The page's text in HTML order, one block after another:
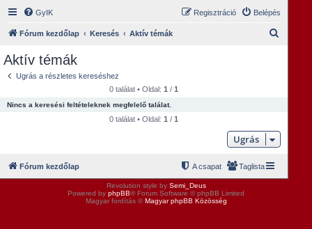
GyIK Belépés
Regisztráció
Fórum kezdőlap Keresés Aktív témák
s
Aktív témák
Ugrás a részletes kereséshez
0 találat • Oldal:1 /1
Nincs a keresési feltételeknek megfelelő találat.
0 találat • Oldal:1 /1
Ugrás
Fórum kezdőlap Taglista
A csapat
Revolution style by Semi_Deus
Powered by phpBB® Forum Software © phpBB Limited
Magyar fordítás ©Magyar phpBB Közösség